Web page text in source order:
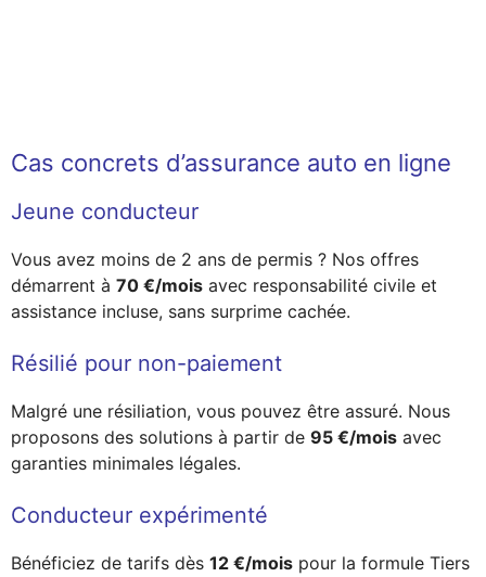
Cas concrets d’assurance auto en ligne
Jeune conducteur
Vous avez moins de 2 ans de permis ? Nos offres
démarrent à 70 €/mois avec responsabilité civile et
assistance incluse, sans surprime cachée.
Résilié pour non-paiement
Malgré une résiliation, vous pouvez être assuré. Nous
proposons des solutions à partir de 95 €/mois avec
garanties minimales légales.
Conducteur expérimenté
Bénéficiez de tarifs dès 12 €/mois pour la formule Tiers